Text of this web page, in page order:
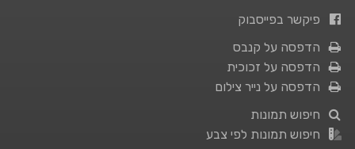
פיקשר בפייסבוק
הדפסה על קנבס
הדפסה על זכוכית
הדפסה על נייר צילום
חיפוש תמונות
חיפוש תמונות לפי צבע